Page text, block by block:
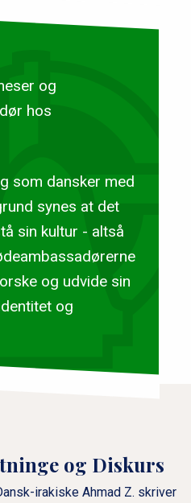
og
hos
som dansker med
synes at det
sin kultur - altså
og udvide sin
og
og Diskurs
irakiske Ahmad Z. skriver